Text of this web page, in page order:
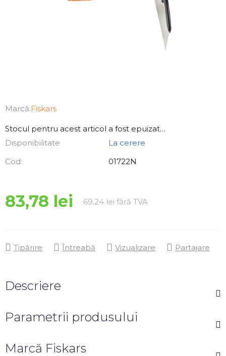
Marcă:Fiskars
Stocul pentru acest articol a fost epuizat…
Disponibilitate
La cerere
Cod:
01722N
83,78 lei 69,24 lei fără TVA
Tipărire Întreabă Vizualizare Partajare
Descriere
Parametrii produsului
Marcă Fiskars